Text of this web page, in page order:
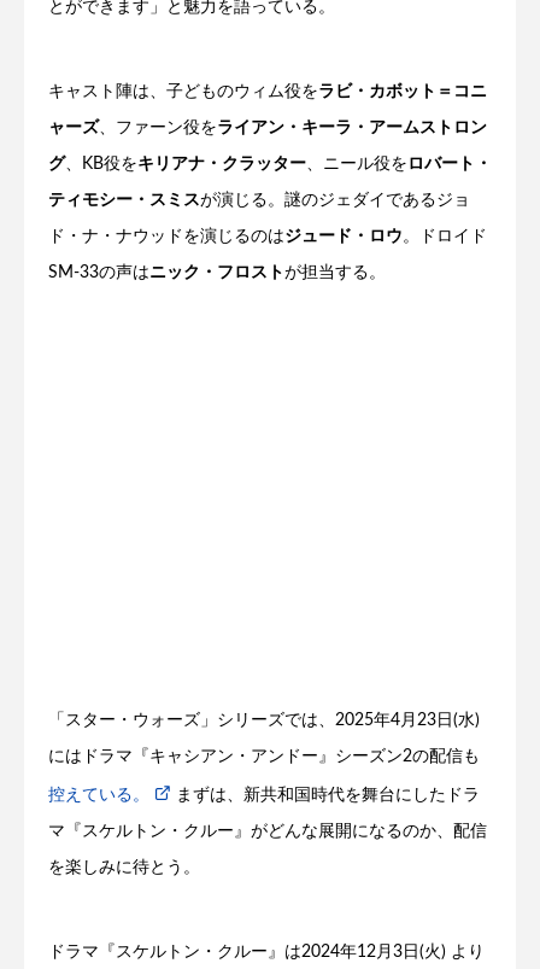
とができます」と魅力を語っている。
キャスト陣は、子どものウィム役をラビ・カボット＝コニ
ャーズ、ファーン役をライアン・キーラ・アームストロン
グ、KB役をキリアナ・クラッター、ニール役を ロバート・
ティモシー・スミスが演じる。謎のジェダイであるジョ
ド・ナ・ナウッドを演じるのはジュード・ロウ。ドロイド
SM-33の声はニック・フロストが担当する。
「スター・ウォーズ」シリーズでは、2025年4月23日(水)
にはドラマ『キャシアン・アンドー』シーズン2の配信も
控えている。 まずは、新共和国時代を舞台にしたドラ
マ『スケルトン・クルー』がどんな展開になるのか、配信
を楽しみに待とう。
ドラマ『スケルトン・クルー』は2024年12月3日(火) より